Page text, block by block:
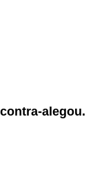
alegou.